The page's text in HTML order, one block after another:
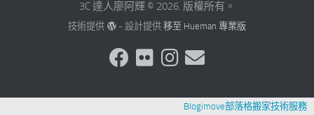
3C 達人廖阿輝 © 2026. 版權所有。
技術提供 - 設計提供 移至 Hueman 專業版
Blogimove部落格搬家技術服務